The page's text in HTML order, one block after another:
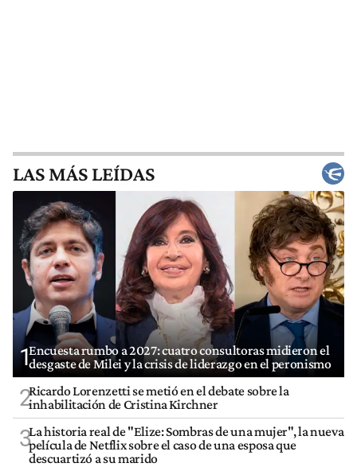
LAS MÁS LEÍDAS
1Encuesta rumbo a 2027: cuatro consultoras midieron el
desgaste de Milei y la crisis de liderazgo en el peronismo
2Ricardo Lorenzetti se metió en el debate sobre la
inhabilitación de Cristina Kirchner
3La historia real de "Elize: Sombras de una mujer", la nueva
película de Netflix sobre el caso de una esposa que
descuartizó a su marido